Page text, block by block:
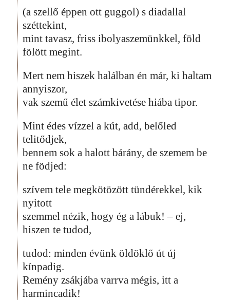
(a szellő éppen ott guggol) s diadallal
széttekint,
mint tavasz, friss ibolyaszemünkkel, föld
fölött megint.
Mert nem hiszek halálban én már, ki haltam
annyiszor,
vak szemű élet számkivetése hiába tipor.
Mint édes vízzel a kút, add, belőled
telitődjek,
bennem sok a halott bárány, de szemem be
ne födjed:
szívem tele megkötözött tündérekkel, kik
nyitott
szemmel nézik, hogy ég a lábuk! – ej,
hiszen te tudod,
tudod: minden évünk öldöklő út új
kínpadig.
Remény zsákjába varrva mégis, itt a
harmincadik!